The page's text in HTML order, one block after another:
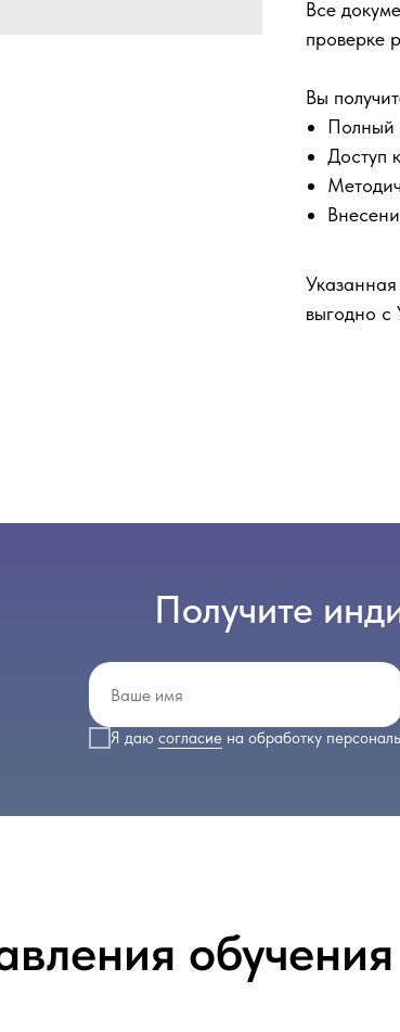
Все
проверке
Вы
Полный
Доступ
выгодно с
Получите
Я даю согласие на обработку
обучения